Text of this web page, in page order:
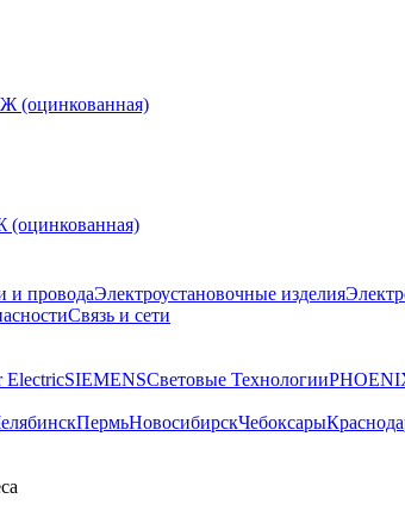
(оцинкованная)
и проводаЭлектроустановочные изделия
Связь и сети
ElectricSIEMENSСветовые Технологии
ПермьНовосибирскЧебоксары